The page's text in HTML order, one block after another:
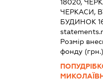
18020,
ЧЕРКАСИ,
БУДИНОК
Розмір
фонду